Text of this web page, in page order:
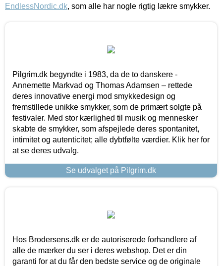
EndlessNordic.dk, som alle har nogle rigtig lækre smykker.
Pilgrim.dk begyndte i 1983, da de to danskere -
Annemette Markvad og Thomas Adamsen – rettede
deres innovative energi mod smykkedesign og
fremstillede unikke smykker, som de primært solgte på
festivaler. Med stor kærlighed til musik og mennesker
skabte de smykker, som afspejlede deres spontanitet,
intimitet og autenticitet; alle dybtfølte værdier. Klik her for
at se deres udvalg.
Se udvalget på Pilgrim.dk
Hos Brodersens.dk er de autoriserede forhandlere af
alle de mærker du ser i deres webshop. Det er din
garanti for at du får den bedste service og de originale